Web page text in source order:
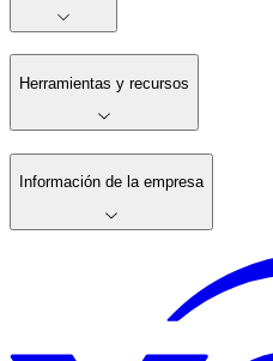
Herramientas y recursos
Información de la empresa